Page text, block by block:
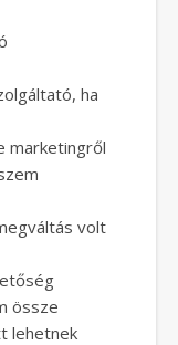
ha
marketingről
volt
össze
lehetnek